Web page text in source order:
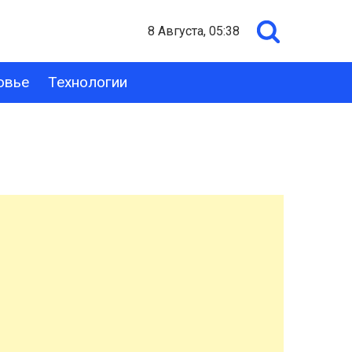
8 Августа, 05:38
Технологии